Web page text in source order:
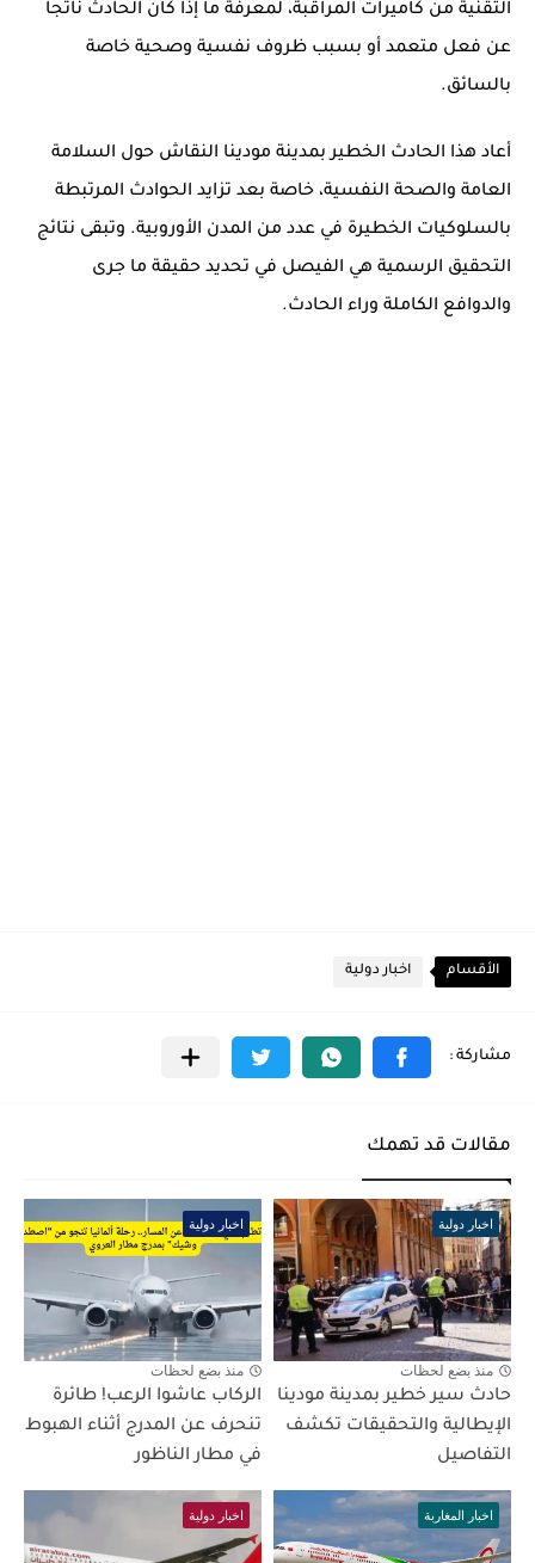
التقنية من كاميرات المراقبة، لمعرفة ما إذا كان الحادث ناتجاً
عن فعل متعمد أو بسبب ظروف نفسية وصحية خاصة
بالسائق.
أعاد هذا الحادث الخطير بمدينة مودينا النقاش حول السلامة
العامة والصحة النفسية، خاصة بعد تزايد الحوادث المرتبطة
بالسلوكيات الخطيرة في عدد من المدن الأوروبية. وتبقى نتائج
التحقيق الرسمية هي الفيصل في تحديد حقيقة ما جرى
والدوافع الكاملة وراء الحادث.
الأقسام اخبار دولية
مقالات قد تهمك
اخبار دولية
منذ بضع لحظات
حادث سير خطير بمدينة مودينا
الإيطالية والتحقيقات تكشف
التفاصيل
اخبار دولية
منذ بضع لحظات
الركاب عاشوا الرعب! طائرة
تنحرف عن المدرج أثناء الهبوط
في مطار الناظور
اخبار المغاربة اخبار دولية